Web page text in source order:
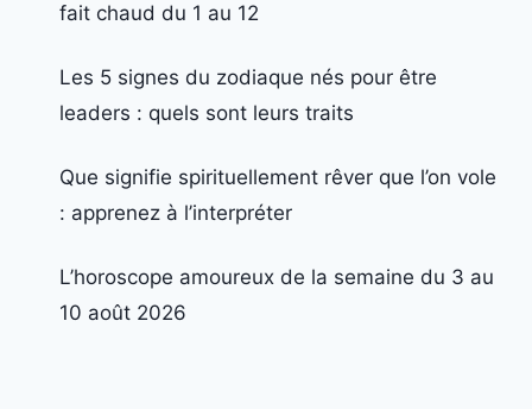
fait chaud du 1 au 12
Les 5 signes du zodiaque nés pour être
leaders : quels sont leurs traits
Que signifie spirituellement rêver que l’on vole
: apprenez à l’interpréter
L’horoscope amoureux de la semaine du 3 au
10 août 2026